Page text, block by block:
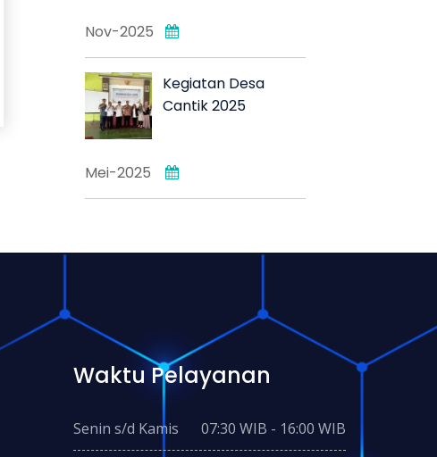
Nov-2025
Kegiatan Desa
Cantik 2025
Mei-2025
Waktu Pelayanan
Senin s/d Kamis 07:30 WIB - 16:00 WIB